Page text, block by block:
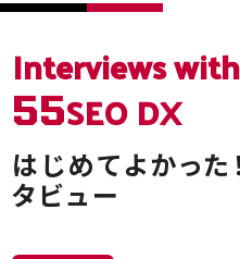
Interviews
55SEO DX
はじめてよかった！
タビュー